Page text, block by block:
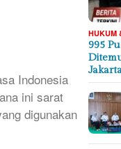
Indonesia
ini sarat
digunakan
HUKUM
995